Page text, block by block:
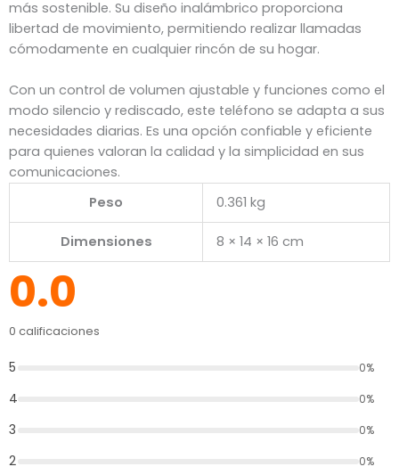
más sostenible. Su diseño inalámbrico proporciona
libertad de movimiento, permitiendo realizar llamadas
cómodamente en cualquier rincón de su hogar.
Con un control de volumen ajustable y funciones como el
modo silencio y rediscado, este teléfono se adapta a sus
necesidades diarias. Es una opción confiable y eficiente
para quienes valoran la calidad y la simplicidad en sus
comunicaciones.
Peso
0.361 kg
Dimensiones 8 × 14 × 16 cm
0.0
0 calificaciones
5 0%
4 0%
3 0%
2 0%